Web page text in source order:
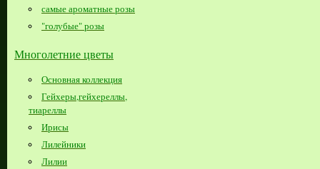
самые ароматные розы
"голубые" розы
Многолетние цветы
Основная коллекция
Гейхеры,гейхереллы,
тиареллы
Ирисы
Лилейники
Лилии